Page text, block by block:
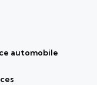
automobile